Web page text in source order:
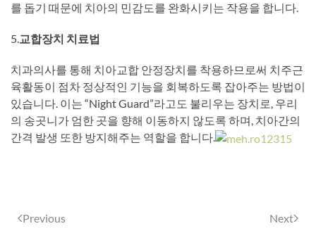
를 돕기 때문에 치아의 민감도를 완화시키는 작용을 합니다.
5.교합장치 치료법
치과의사를 통해 치아교합 안정장치를 착용하므로써 치주근
육활동이 점차 정상적인 기능을 회복하도록 잡아주는 방법이
있습니다. 이는 “Night Guard”라고도 불리우는 장치로, 우리
의 송곳니가 엄한 곳을 향해 이동하지 않도록 하며, 치아간의
간격 발생 또한 방지해주는 역할을 합니다.
Previous Next